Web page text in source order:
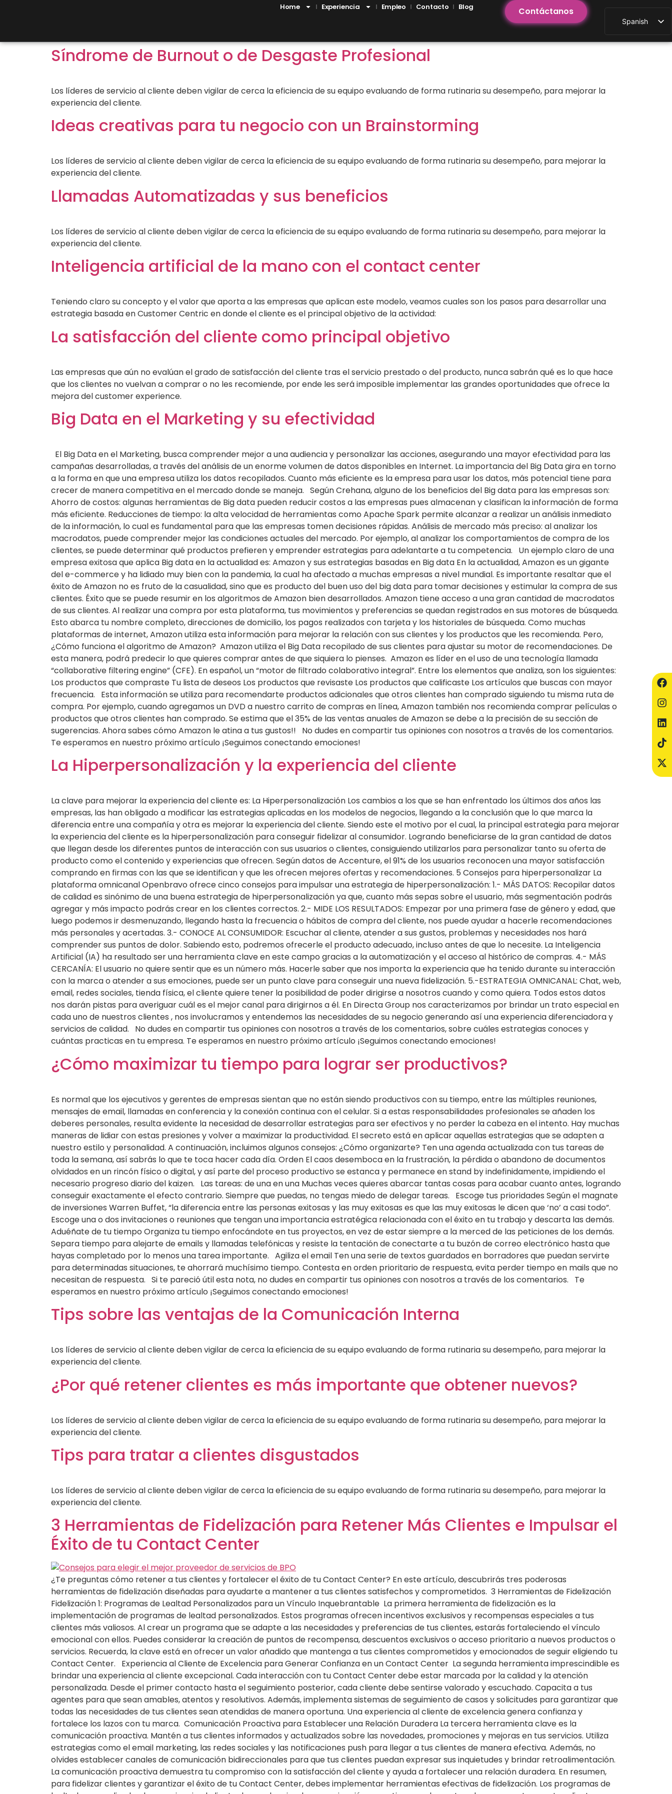
Contáctanos
Spanish
Home Experiencia Empleo Contacto Blog
Síndrome de Burnout o de Desgaste Profesional
Los líderes de servicio al cliente deben vigilar de cerca la eficiencia de su equipo evaluando de forma rutinaria su desempeño, para mejorar la
experiencia del cliente.
Ideas creativas para tu negocio con un Brainstorming
Los líderes de servicio al cliente deben vigilar de cerca la eficiencia de su equipo evaluando de forma rutinaria su desempeño, para mejorar la
experiencia del cliente.
Llamadas Automatizadas y sus beneficios
Los líderes de servicio al cliente deben vigilar de cerca la eficiencia de su equipo evaluando de forma rutinaria su desempeño, para mejorar la
experiencia del cliente.
Inteligencia artificial de la mano con el contact center
Teniendo claro su concepto y el valor que aporta a las empresas que aplican este modelo, veamos cuales son los pasos para desarrollar una
estrategia basada en Customer Centric en donde el cliente es el principal objetivo de la actividad:
La satisfacción del cliente como principal objetivo
Las empresas que aún no evalúan el grado de satisfacción del cliente tras el servicio prestado o del producto, nunca sabrán qué es lo que hace
que los clientes no vuelvan a comprar o no les recomiende, por ende les será imposible implementar las grandes oportunidades que ofrece la
mejora del customer experience.
Big Data en el Marketing y su efectividad
El Big Data en el Marketing, busca comprender mejor a una audiencia y personalizar las acciones, asegurando una mayor efectividad para las
campañas desarrolladas, a través del análisis de un enorme volumen de datos disponibles en Internet. La importancia del Big Data gira en torno
a la forma en que una empresa utiliza los datos recopilados. Cuanto más eficiente es la empresa para usar los datos, más potencial tiene para
crecer de manera competitiva en el mercado donde se maneja. Según Crehana, alguno de los beneficios del Big data para las empresas son:
Ahorro de costos: algunas herramientas de Big data pueden reducir costos a las empresas pues almacenan y clasifican la información de forma
más eficiente. Reducciones de tiempo: la alta velocidad de herramientas como Apache Spark permite alcanzar a realizar un análisis inmediato
de la información, lo cual es fundamental para que las empresas tomen decisiones rápidas. Análisis de mercado más preciso: al analizar los
macrodatos, puede comprender mejor las condiciones actuales del mercado. Por ejemplo, al analizar los comportamientos de compra de los
clientes, se puede determinar qué productos prefieren y emprender estrategias para adelantarte a tu competencia. Un ejemplo claro de una
empresa exitosa que aplica Big data en la actualidad es: Amazon y sus estrategias basadas en Big data En la actualidad, Amazon es un gigante
del e-commerce y ha lidiado muy bien con la pandemia, la cual ha afectado a muchas empresas a nivel mundial. Es importante resaltar que el
éxito de Amazon no es fruto de la casualidad, sino que es producto del buen uso del big data para tomar decisiones y estimular la compra de sus
clientes. Éxito que se puede resumir en los algoritmos de Amazon bien desarrollados. Amazon tiene acceso a una gran cantidad de macrodatos
de sus clientes. Al realizar una compra por esta plataforma, tus movimientos y preferencias se quedan registrados en sus motores de búsqueda.
Esto abarca tu nombre completo, direcciones de domicilio, los pagos realizados con tarjeta y los historiales de búsqueda. Como muchas
plataformas de internet, Amazon utiliza esta información para mejorar la relación con sus clientes y los productos que les recomienda. Pero,
¿Cómo funciona el algoritmo de Amazon? Amazon utiliza el Big Data recopilado de sus clientes para ajustar su motor de recomendaciones. De
esta manera, podrá predecir lo que quieres comprar antes de que siquiera lo pienses. Amazon es líder en el uso de una tecnología llamada
“collaborative filtering engine” (CFE). En español, un “motor de filtrado colaborativo integral”. Entre los elementos que analiza, son los siguientes:
Los productos que compraste Tu lista de deseos Los productos que revisaste Los productos que calificaste Los artículos que buscas con mayor
frecuencia. Esta información se utiliza para recomendarte productos adicionales que otros clientes han comprado siguiendo tu misma ruta de
compra. Por ejemplo, cuando agregamos un DVD a nuestro carrito de compras en línea, Amazon también nos recomienda comprar películas o
productos que otros clientes han comprado. Se estima que el 35% de las ventas anuales de Amazon se debe a la precisión de su sección de
sugerencias. Ahora sabes cómo Amazon le atina a tus gustos!! No dudes en compartir tus opiniones con nosotros a través de los comentarios.
Te esperamos en nuestro próximo artículo ¡Seguimos conectando emociones!
La Hiperpersonalización y la experiencia del cliente
La clave para mejorar la experiencia del cliente es: La Hiperpersonalización Los cambios a los que se han enfrentado los últimos dos años las
empresas, las han obligado a modificar las estrategias aplicadas en los modelos de negocios, llegando a la conclusión que lo que marca la
diferencia entre una compañía y otra es mejorar la experiencia del cliente. Siendo este el motivo por el cual, la principal estrategia para mejorar
la experiencia del cliente es la hiperpersonalización para conseguir fidelizar al consumidor. Logrando beneficiarse de la gran cantidad de datos
que llegan desde los diferentes puntos de interacción con sus usuarios o clientes, consiguiendo utilizarlos para personalizar tanto su oferta de
producto como el contenido y experiencias que ofrecen. Según datos de Accenture, el 91% de los usuarios reconocen una mayor satisfacción
comprando en firmas con las que se identifican y que les ofrecen mejores ofertas y recomendaciones. 5 Consejos para hiperpersonalizar La
plataforma omnicanal Openbravo ofrece cinco consejos para impulsar una estrategia de hiperpersonalización: 1.- MÁS DATOS: Recopilar datos
de calidad es sinónimo de una buena estrategia de hiperpersonalización ya que, cuanto más sepas sobre el usuario, más segmentación podrás
agregar y más impacto podrás crear en los clientes correctos. 2.- MIDE LOS RESULTADOS: Empezar por una primera fase de género y edad, que
luego podemos ir desmenuzando, llegando hasta la frecuencia o hábitos de compra del cliente, nos puede ayudar a hacerle recomendaciones
más personales y acertadas. 3.- CONOCE AL CONSUMIDOR: Escuchar al cliente, atender a sus gustos, problemas y necesidades nos hará
comprender sus puntos de dolor. Sabiendo esto, podremos ofrecerle el producto adecuado, incluso antes de que lo necesite. La Inteligencia
Artificial (IA) ha resultado ser una herramienta clave en este campo gracias a la automatización y el acceso al histórico de compras. 4.- MÁS
CERCANÍA: El usuario no quiere sentir que es un número más. Hacerle saber que nos importa la experiencia que ha tenido durante su interacción
con la marca o atender a sus emociones, puede ser un punto clave para conseguir una nueva fidelización. 5.-ESTRATEGIA OMNICANAL: Chat, web,
email, redes sociales, tienda física, el cliente quiere tener la posibilidad de poder dirigirse a nosotros cuando y como quiera. Todos estos datos
nos darán pistas para averiguar cuál es el mejor canal para dirigirnos a él. En Directa Group nos caracterizamos por brindar un trato especial en
cada uno de nuestros clientes , nos involucramos y entendemos las necesidades de su negocio generando así una experiencia diferenciadora y
servicios de calidad. No dudes en compartir tus opiniones con nosotros a través de los comentarios, sobre cuáles estrategias conoces y
cuántas practicas en tu empresa. Te esperamos en nuestro próximo artículo ¡Seguimos conectando emociones!
¿Cómo maximizar tu tiempo para lograr ser productivos?
Es normal que los ejecutivos y gerentes de empresas sientan que no están siendo productivos con su tiempo, entre las múltiples reuniones,
mensajes de email, llamadas en conferencia y la conexión continua con el celular. Si a estas responsabilidades profesionales se añaden los
deberes personales, resulta evidente la necesidad de desarrollar estrategias para ser efectivos y no perder la cabeza en el intento. Hay muchas
maneras de lidiar con estas presiones y volver a maximizar la productividad. El secreto está en aplicar aquellas estrategias que se adapten a
nuestro estilo y personalidad. A continuación, incluimos algunos consejos: ¿Cómo organizarte? Ten una agenda actualizada con tus tareas de
toda la semana, así sabrás lo que te toca hacer cada día. Orden El caos desemboca en la frustración, la pérdida o abandono de documentos
olvidados en un rincón físico o digital, y así parte del proceso productivo se estanca y permanece en stand by indefinidamente, impidiendo el
necesario progreso diario del kaizen. Las tareas: de una en una Muchas veces quieres abarcar tantas cosas para acabar cuanto antes, logrando
conseguir exactamente el efecto contrario. Siempre que puedas, no tengas miedo de delegar tareas. Escoge tus prioridades Según el magnate
de inversiones Warren Buffet, “la diferencia entre las personas exitosas y las muy exitosas es que las muy exitosas le dicen que ‘no’ a casi todo”.
Escoge una o dos invitaciones o reuniones que tengan una importancia estratégica relacionada con el éxito en tu trabajo y descarta las demás.
Aduéñate de tu tiempo Organiza tu tiempo enfocándote en tus proyectos, en vez de estar siempre a la merced de las peticiones de los demás.
Separa tiempo para alejarte de emails y llamadas telefónicas y resiste la tentación de conectarte a tu buzón de correo electrónico hasta que
hayas completado por lo menos una tarea importante. Agiliza el email Ten una serie de textos guardados en borradores que puedan servirte
para determinadas situaciones, te ahorrará muchísimo tiempo. Contesta en orden prioritario de respuesta, evita perder tiempo en mails que no
necesitan de respuesta. Si te pareció útil esta nota, no dudes en compartir tus opiniones con nosotros a través de los comentarios. Te
esperamos en nuestro próximo artículo ¡Seguimos conectando emociones!
Tips sobre las ventajas de la Comunicación Interna
Los líderes de servicio al cliente deben vigilar de cerca la eficiencia de su equipo evaluando de forma rutinaria su desempeño, para mejorar la
experiencia del cliente.
¿Por qué retener clientes es más importante que obtener nuevos?
Los líderes de servicio al cliente deben vigilar de cerca la eficiencia de su equipo evaluando de forma rutinaria su desempeño, para mejorar la
experiencia del cliente.
Tips para tratar a clientes disgustados
Los líderes de servicio al cliente deben vigilar de cerca la eficiencia de su equipo evaluando de forma rutinaria su desempeño, para mejorar la
experiencia del cliente.
3 Herramientas de Fidelización para Retener Más Clientes e Impulsar el
Éxito de tu Contact Center
¿Te preguntas cómo retener a tus clientes y fortalecer el éxito de tu Contact Center? En este artículo, descubrirás tres poderosas
herramientas de fidelización diseñadas para ayudarte a mantener a tus clientes satisfechos y comprometidos. 3 Herramientas de Fidelización
Fidelización 1: Programas de Lealtad Personalizados para un Vínculo Inquebrantable La primera herramienta de fidelización es la
implementación de programas de lealtad personalizados. Estos programas ofrecen incentivos exclusivos y recompensas especiales a tus
clientes más valiosos. Al crear un programa que se adapte a las necesidades y preferencias de tus clientes, estarás fortaleciendo el vínculo
emocional con ellos. Puedes considerar la creación de puntos de recompensa, descuentos exclusivos o acceso prioritario a nuevos productos o
servicios. Recuerda, la clave está en ofrecer un valor añadido que mantenga a tus clientes comprometidos y emocionados de seguir eligiendo tu
Contact Center. Experiencia al Cliente de Excelencia para Generar Confianza en un Contact Center La segunda herramienta imprescindible es
brindar una experiencia al cliente excepcional. Cada interacción con tu Contact Center debe estar marcada por la calidad y la atención
personalizada. Desde el primer contacto hasta el seguimiento posterior, cada cliente debe sentirse valorado y escuchado. Capacita a tus
agentes para que sean amables, atentos y resolutivos. Además, implementa sistemas de seguimiento de casos y solicitudes para garantizar que
todas las necesidades de tus clientes sean atendidas de manera oportuna. Una experiencia al cliente de excelencia genera confianza y
fortalece los lazos con tu marca. Comunicación Proactiva para Establecer una Relación Duradera La tercera herramienta clave es la
comunicación proactiva. Mantén a tus clientes informados y actualizados sobre las novedades, promociones y mejoras en tus servicios. Utiliza
estrategias como el email marketing, las redes sociales y las notificaciones push para llegar a tus clientes de manera efectiva. Además, no
olvides establecer canales de comunicación bidireccionales para que tus clientes puedan expresar sus inquietudes y brindar retroalimentación.
La comunicación proactiva demuestra tu compromiso con la satisfacción del cliente y ayuda a fortalecer una relación duradera. En resumen,
para fidelizar clientes y garantizar el éxito de tu Contact Center, debes implementar herramientas efectivas de fidelización. Los programas de